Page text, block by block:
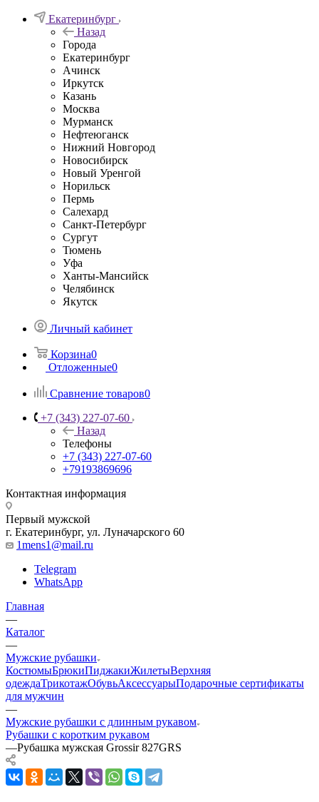
Екатеринбург
Назад
Города
Екатеринбург
Ачинск
Иркутск
Казань
Москва
Мурманск
Нефтеюганск
Нижний Новгород
Новосибирск
Новый Уренгой
Норильск
Пермь
Салехард
Санкт-Петербург
Сургут
Тюмень
Уфа
Ханты-Мансийск
Челябинск
Якутск
Личный кабинет
Корзина0
Отложенные0
Сравнение товаров0
+7 (343) 227-07-60
Назад
Телефоны
+7 (343) 227-07-60
+79193869696
Контактная информация
Первый мужской
г. Екатеринбург, ул. Луначарского 60
1mens1@mail.ru
Telegram
WhatsApp
Главная
—
Каталог
—
Мужские рубашки
КостюмыБрюкиПиджакиЖилетыВерхняя
одеждаТрикотажОбувьАксессуарыПодарочные сертификаты
для мужчин
—
Мужские рубашки с длинным рукавом
Рубашки с коротким рукавом
—Рубашка мужская Grossir 827GRS